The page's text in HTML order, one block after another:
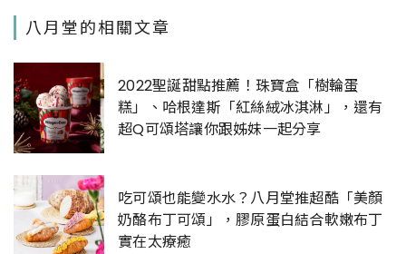
八月堂的相關文章
2022聖誕甜點推薦！珠寶盒「樹輪蛋
糕」、哈根達斯「紅絲絨冰淇淋」，還有
超Q可頌塔讓你跟姊妹一起分享
吃可頌也能變水水？八月堂推超酷「美顏
奶酪布丁可頌」，膠原蛋白結合軟嫩布丁
實在太療癒